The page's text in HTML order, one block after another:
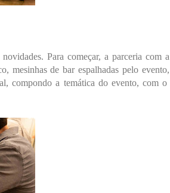
Para começar, a parceria com a
mesinhas de bar espalhadas pelo evento,
compondo a temática do evento, com o